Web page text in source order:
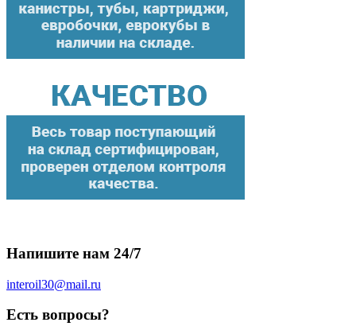
Напишите нам 24/7
interoil30@mail.ru
Есть вопросы?